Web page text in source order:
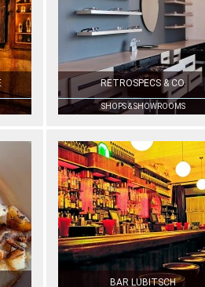
RETROSPECS & CO.
SHOPS & SHOWROOMS
BAR LUBITSCH